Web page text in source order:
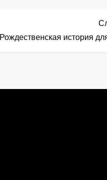
Рождественская история